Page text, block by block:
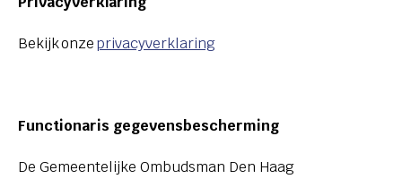
Bekijk onzeprivacyverklaring
Functionaris gegevensbescherming
De Gemeentelijke Ombudsman Den Haag